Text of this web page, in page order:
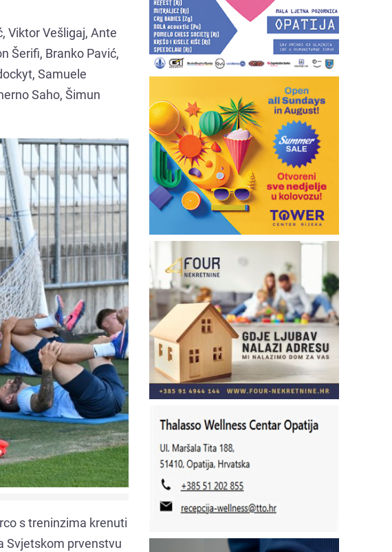
Viktor Vešligaj, Ante
Šerifi, Branko Pavić,
Samuele
Saho, Šimun
s treninzima krenuti
Svjetskom prvenstvu